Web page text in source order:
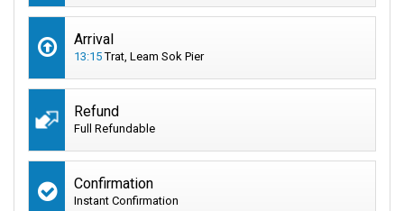
Arrival
13:15Trat, Leam Sok Pier
Refund
Full Refundable
Confirmation
Instant Confirmation